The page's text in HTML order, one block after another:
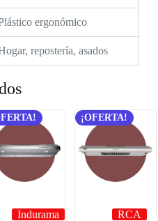
ergonómico
repostería, asados
Indurama
¡OFERTA!
RCA